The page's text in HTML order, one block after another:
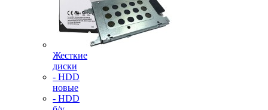
Жесткие
диски
- HDD
новые
- HDD